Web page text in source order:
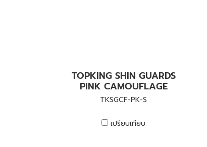
TOPKING SHIN GUARDS
PINK CAMOUFLAGE
TKSGCF-PK-S
เปรียบเทียบ